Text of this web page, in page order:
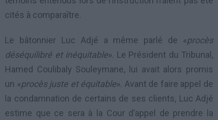
cités à comparaître.
Le bâtonnier Luc Adjé a même parlé de «procès
déséquilibré et inéquitable». Le Président du Tribunal,
Hamed Coulibaly Souleymane, lui avait alors promis
un «procès juste et équitable». Avant de faire appel de
la condamnation de certains de ses clients, Luc Adjé
estime que ce sera à la Cour d’appel de prendre la